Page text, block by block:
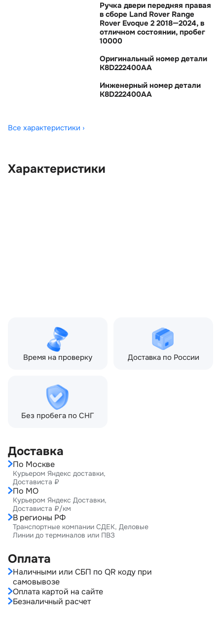
Ручка двери передняя правая
сборе Land Rover Range
Rover Evoque 2 2018—2024,
отличном состоянии, пробе
10000
Оригинальный номер детали
K8D222400AA
Инженерный номер детали
K8D222400AA
Все характеристики ›
Характеристики
Время на проверку Доставка по России
Без пробега по СНГ
Доставка
По Москве
Курьером Яндекс доставки,
Достависта ₽
По МО
Курьером Яндекс Доставки,
Достависта ₽/км
В регионы РФ
Транспортные компании СДЕК, Деловые
Линии до терминалов или ПВЗ
Оплата
Наличными или СБП по QR коду при
самовывозе
Оплата картой на сайте
Безналичный расчет